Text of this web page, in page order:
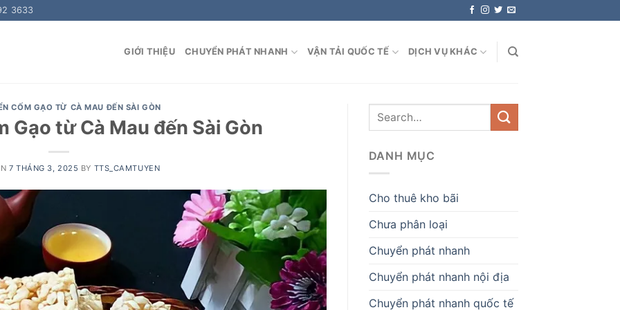
3633
GIỚI THIỆU CHUYỂN PHÁT NHANH VẬN TẢI QUỐC TẾ DỊCH VỤ KHÁC
CỐM GẠO TỪ CÀ MAU ĐẾN SÀI GÒN
Gạo từ Cà Mau đến Sài Gòn
7 THÁNG 3, 2025 BY TTS_CAMTUYEN
DANH MỤC
Cho thuê kho bãi
Chưa phân loại
Chuyển phát nhanh
Chuyển phát nhanh nội địa
Chuyển phát nhanh quốc tế